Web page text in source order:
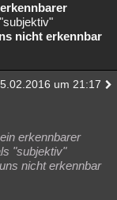
nicht erkennbar
um 21:17
erkennbarer
"subjektiv"
nicht erkennbar